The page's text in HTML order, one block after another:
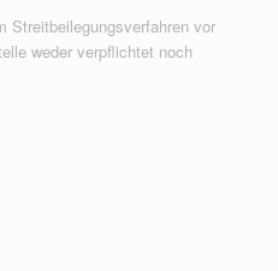
Streitbeilegungsverfahren vor
weder verpflichtet noch